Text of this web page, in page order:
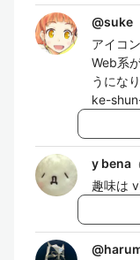
@suke
アイコ
Web系
うにな
ke-
y bena
趣味は
@